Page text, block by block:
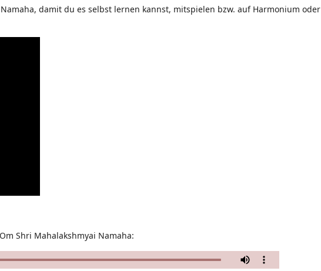
damit du es selbst lernen kannst, mitspielen bzw. auf Harmonium oder
Shri Mahalakshmyai Namaha: